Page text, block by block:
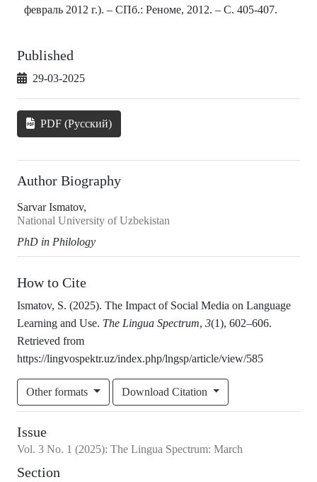
февраль 2012 г.). – СПб.: Реноме, 2012. – С. 405-407.
Published
29-03-2025
PDF (Русский)
Author Biography
Sarvar Ismatov,
National University of Uzbekistan
PhD in Philology
How to Cite
Ismatov, S. (2025). The Impact of Social Media on Language
Learning and Use. The Lingua Spectrum, 3(1), 602–606.
Retrieved from
https://lingvospektr.uz/index.php/lngsp/article/view/585
Other formats Download Citation
Issue
Vol. 3 No. 1 (2025): The Lingua Spectrum: March
Section